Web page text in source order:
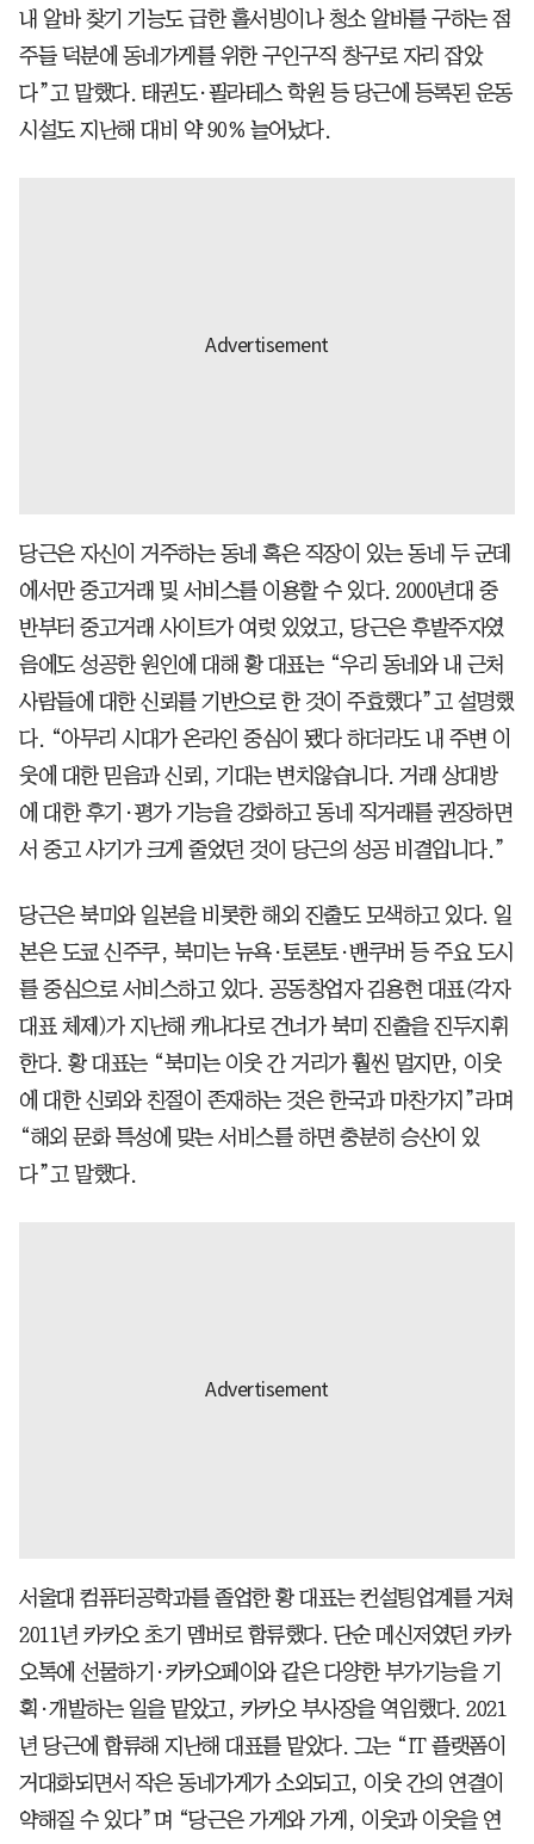
내 알바 찾기 기능도 급한 홀서빙이나 청소 알바를 구하는 점
주들 덕분에 동네가게를 위한 구인구직 창구로 자리 잡았
다”고 말했다. 태권도·필라테스 학원 등 당근에 등록된 운동
시설도 지난해 대비 약 90% 늘어났다.
당근은 자신이 거주하는 동네 혹은 직장이 있는 동네 두 군데
에서만 중고거래 및 서비스를 이용할 수 있다. 2000년대 중
반부터 중고거래 사이트가 여럿 있었고, 당근은 후발주자였
음에도 성공한 원인에 대해 황 대표는 “우리 동네와 내 근처
사람들에 대한 신뢰를 기반으로 한 것이 주효했다”고 설명했
다. “아무리 시대가 온라인 중심이 됐다 하더라도 내 주변 이
웃에 대한 믿음과 신뢰, 기대는 변치않습니다. 거래 상대방
에 대한 후기·평가 기능을 강화하고 동네 직거래를 권장하면
서 중고 사기가 크게 줄었던 것이 당근의 성공 비결입니다.”
당근은 북미와 일본을 비롯한 해외 진출도 모색하고 있다. 일
본은 도쿄 신주쿠, 북미는 뉴욕·토론토·밴쿠버 등 주요 도시
를 중심으로 서비스하고 있다. 공동창업자 김용현 대표(각자
대표 체제)가 지난해 캐나다로 건너가 북미 진출을 진두지휘
한다. 황 대표는 “북미는 이웃 간 거리가 훨씬 멀지만, 이웃
에 대한 신뢰와 친절이 존재하는 것은 한국과 마찬가지”라며
“해외 문화 특성에 맞는 서비스를 하면 충분히 승산이 있
다”고 말했다.
서울대 컴퓨터공학과를 졸업한 황 대표는 컨설팅업계를 거쳐
2011년 카카오 초기 멤버로 합류했다. 단순 메신저였던 카카
오톡에 선물하기·카카오페이와 같은 다양한 부가기능을 기
획·개발하는 일을 맡았고, 카카오 부사장을 역임했다. 2021
년 당근에 합류해 지난해 대표를 맡았다. 그는 “IT 플랫폼이
거대화되면서 작은 동네가게가 소외되고, 이웃 간의 연결이
약해질 수 있다”며 “당근은 가게와 가게, 이웃과 이웃을 연